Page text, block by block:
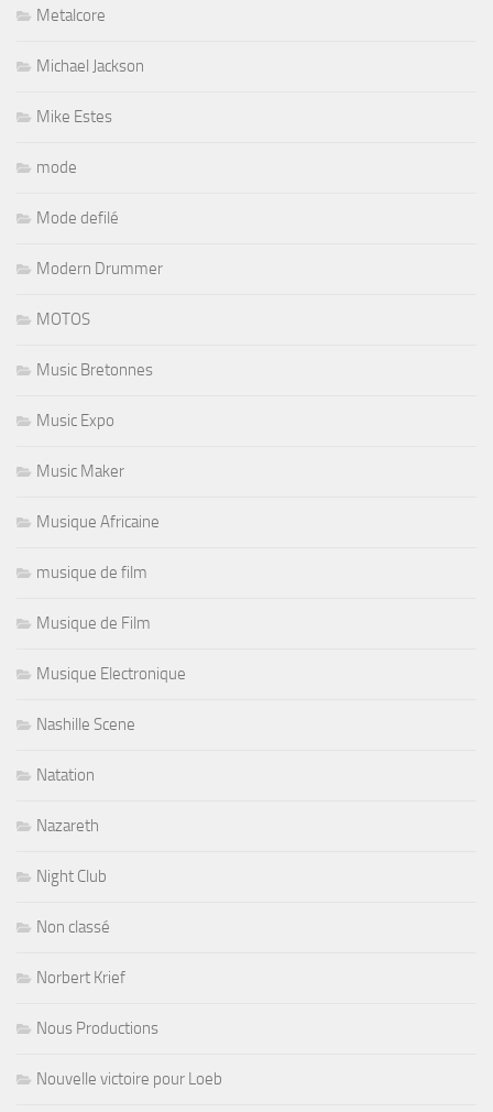
Metalcore
Michael Jackson
Mike Estes
mode
Mode defilé
Modern Drummer
MOTOS
Music Bretonnes
Music Expo
Music Maker
Musique Africaine
musique de film
Musique de Film
Musique Electronique
Nashille Scene
Natation
Nazareth
Night Club
Non classé
Norbert Krief
Nous Productions
Nouvelle victoire pour Loeb